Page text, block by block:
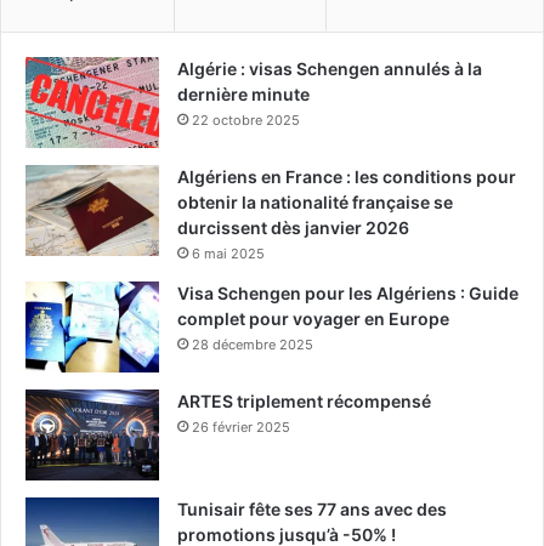
Algérie : visas Schengen annulés à la
dernière minute
22 octobre 2025
Algériens en France : les conditions pour
obtenir la nationalité française se
durcissent dès janvier 2026
6 mai 2025
Visa Schengen pour les Algériens : Guide
complet pour voyager en Europe
28 décembre 2025
ARTES triplement récompensé
26 février 2025
Tunisair fête ses 77 ans avec des
promotions jusqu’à -50% !